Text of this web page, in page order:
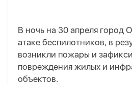
В ночь на 30 апреля город
атаке беспилотников, в
возникли пожары и
повреждения жилых и
объектов.